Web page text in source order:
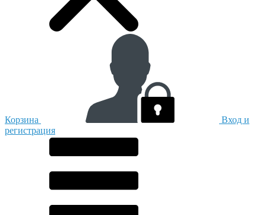
Корзина
Вход и
регистрация